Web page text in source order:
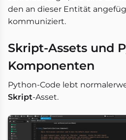
den an dieser Entität
kommuniziert.
Skript-Assets und
Komponenten
Python-Code lebt
Skript-Asset.